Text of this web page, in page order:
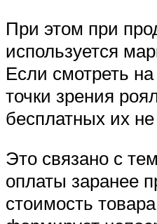
При этом при
используется
Если смотреть
точки зрения
бесплатных их
Это связано с
оплаты заранее
стоимость